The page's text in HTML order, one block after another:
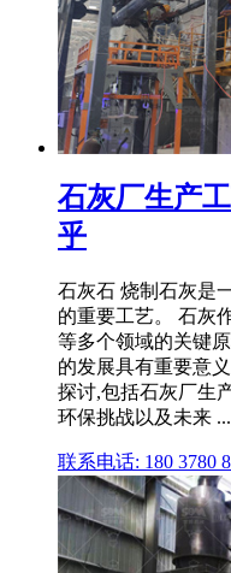
石灰厂生产
乎
石灰石 烧制石灰是
的重要工艺。 石灰
等多个领域的关键
的发展具有重要意
探讨,包括石灰厂生
环保挑战以及未来 ...
联系电话: 180 3780